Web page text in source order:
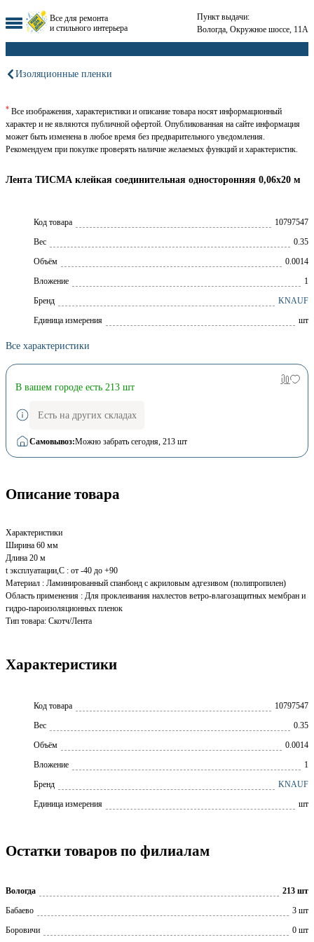
Все для ремонта
и стильного интерьера
Пункт выдачи:
Вологда, Окружное шоссе, 11А
Изоляционные пленки
Лента ТИСМА клейкая соединительная односторонняя 0,06x20 м
Код товара
10797547
Вес
0.35
Объём
0.0014
Вложение
1
Брeнд
KNAUF
Единица измерения
шт
Все характеристики
* Все изображения, характеристики и описание товара носят информационный
характер и не являются публичной офертой. Опубликованная на сайте информация
может быть изменена в любое время без предварительного уведомления.
Рекомендуем при покупке проверять наличие желаемых функций и характеристик.
В вашем городе есть 213 шт
Есть на других складах
Самовывоз:Можно забрать сегодня, 213 шт
Описание товара
Характеристики
Ширина 60 мм
Длина 20 м
t эксплуатации,С : от -40 до +90
Материал : Ламинированный спанбонд с акриловым адгезивом (полипропилен)
Область применения : Для проклеивания нахлестов ветро-влагозащитных мембран и
гидро-пароизоляционных пленок
Тип товара: Скотч/Лента
Характеристики
Код товара
10797547
Вес
0.35
Объём
0.0014
Вложение
1
Бренд
KNAUF
Единица измерения
шт
Остатки товаров по филиалам
Вологда
213 шт
Бабаево
3 шт
Боровичи
0 шт